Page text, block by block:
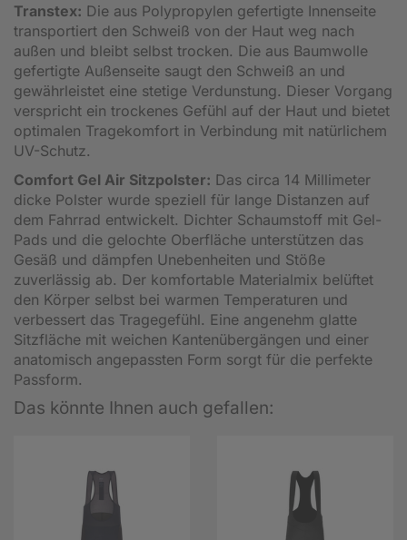
Transtex: Die aus Polypropylen gefertigte Innenseite
transportiert den Schweiß von der Haut weg nach
außen und bleibt selbst trocken. Die aus Baumwolle
gefertigte Außenseite saugt den Schweiß an und
gewährleistet eine stetige Verdunstung. Dieser Vorgang
verspricht ein trockenes Gefühl auf der Haut und bietet
optimalen Tragekomfort in Verbindung mit natürlichem
UV-Schutz.
Comfort Gel Air Sitzpolster: Das circa 14 Millimeter
dicke Polster wurde speziell für lange Distanzen auf
dem Fahrrad entwickelt. Dichter Schaumstoff mit Gel-
Pads und die gelochte Oberfläche unterstützen das
Gesäß und dämpfen Unebenheiten und Stöße
zuverlässig ab. Der komfortable Materialmix belüftet
den Körper selbst bei warmen Temperaturen und
verbessert das Tragegefühl. Eine angenehm glatte
Sitzfläche mit weichen Kantenübergängen und einer
anatomisch angepassten Form sorgt für die perfekte
Passform.
Das könnte Ihnen auch gefallen: